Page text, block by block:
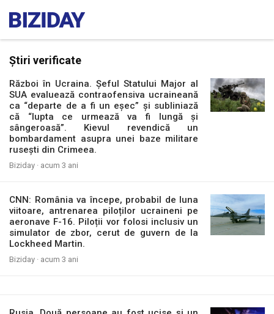
Știri verificate
Război în Ucraina. Șeful Statului Major al
SUA evaluează contraofensiva ucraineană
ca “departe de a fi un eșec” și subliniază
că “lupta ce urmează va fi lungă și
sângeroasă”. Kievul revendică un
bombardament asupra unei baze militare
rusești din Crimeea.
Biziday · acum 3 ani
CNN: România va începe, probabil de luna
viitoare, antrenarea piloților ucraineni pe
aeronave F-16. Piloții vor folosi inclusiv un
simulator de zbor, cerut de guvern de la
Lockheed Martin.
Biziday · acum 3 ani